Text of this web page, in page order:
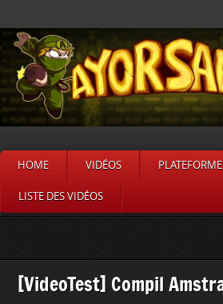
HOME VIDÉOS PLATEFORME
LISTE DES VIDÉOS
[VideoTest] Compil